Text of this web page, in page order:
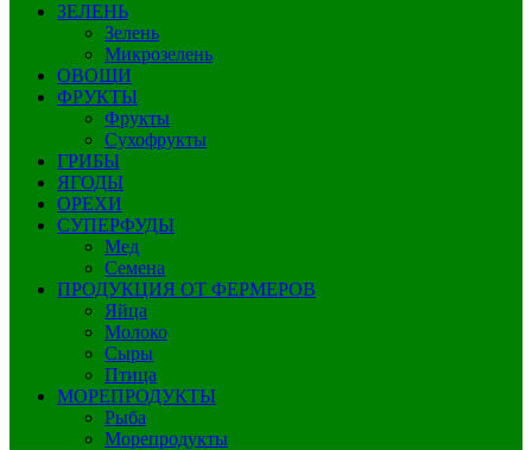
ЗЕЛЕНЬ
Зелень
Микрозелень
ОВОЩИ
ФРУКТЫ
Фрукты
Сухофрукты
ГРИБЫ
ЯГОДЫ
ОРЕХИ
СУПЕРФУДЫ
Мед
Семена
ПРОДУКЦИЯ ОТ ФЕРМЕРОВ
Яйца
Молоко
Сыры
Птица
МОРЕПРОДУКТЫ
Рыба
Морепродукты